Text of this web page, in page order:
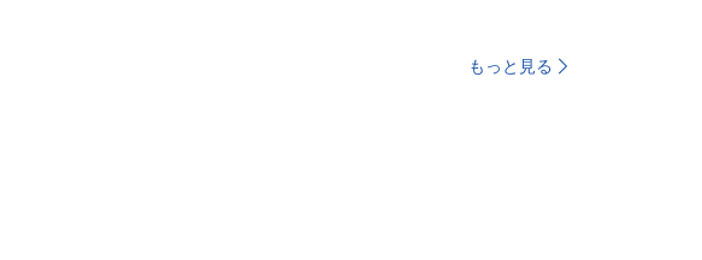
もっと見る